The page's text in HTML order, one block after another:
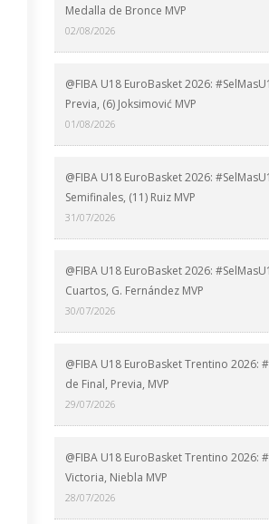
Medalla de Bronce MVP
02/08/2026
@FIBA U18 EuroBasket 2026:
Previa, (6) Joksimović MVP
01/08/2026
@FIBA U18 EuroBasket 2026:
Semifinales, (11) Ruiz MVP
31/07/2026
@FIBA U18 EuroBasket 2026:
Cuartos, G. Fernández MVP
30/07/2026
@FIBA U18 EuroBasket Trentino 2026:
de Final, Previa, MVP
29/07/2026
@FIBA U18 EuroBasket Trentino 2026:
Victoria, Niebla MVP
28/07/2026